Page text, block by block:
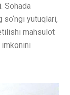
Sohada
yutuqlari,
mahsulot